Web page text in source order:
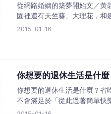
從網路婚姻的築夢開始文／
園裡還有天竺葵、大理花，和
2015-01-16
你想要的退休生活是什
你想要的退休生活是什麼？省
不會滿足於「從此過著簡單快